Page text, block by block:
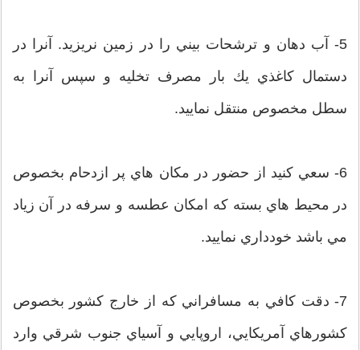
5- آب دهان و ترشحات بيني را در زمين نريزيد. آنرا در
دستمال كاغذي يك بار مصرف تخلیه و سپس آنرا به
سطل مخصوص منتقل نماييد.
6- سعي كنيد از حضور در مكان هاي پر ازدحام بخصوص
در محيط هاي بسته كه امكان عطسه و سرفه در آن زياد
مي باشد خودداري نماييد.
7- دقت كافي به مسافراني كه از خارج كشور بخصوص
كشورهاي آمريكايي، اروپايي و آسياي جنوب شرقي وارد